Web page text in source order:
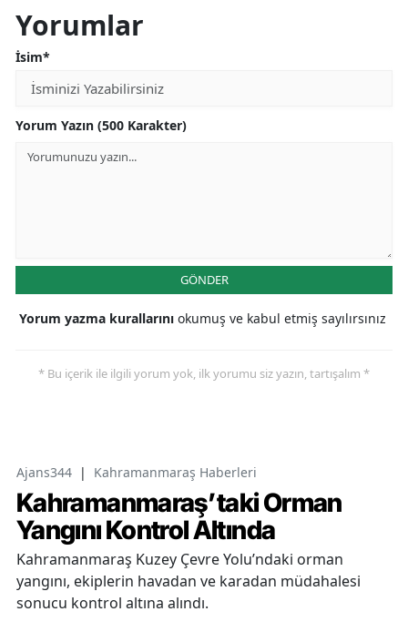
Yorumlar
İsim*
Yorum Yazın (500 Karakter)
GÖNDER
Yorum yazma kurallarını okumuş ve kabul etmiş sayılırsınız
* Bu içerik ile ilgili yorum yok, ilk yorumu siz yazın, tartışalım *
Ajans344 | Kahramanmaraş Haberleri
Kahramanmaraş’taki Orman
Yangını Kontrol Altında
Kahramanmaraş Kuzey Çevre Yolu’ndaki orman
yangını, ekiplerin havadan ve karadan müdahalesi
sonucu kontrol altına alındı.